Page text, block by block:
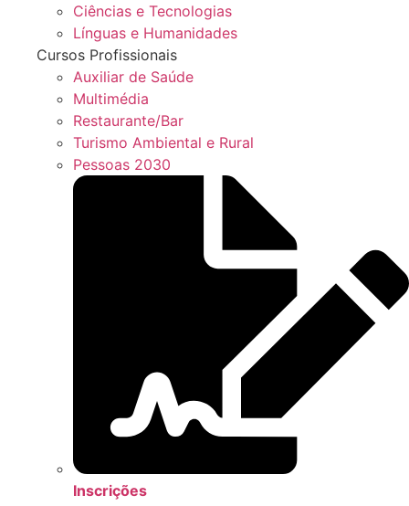
Ciências e Tecnologias
Línguas e Humanidades
Cursos Profissionais
Auxiliar de Saúde
Multimédia
Restaurante/Bar
Turismo Ambiental e Rural
Pessoas 2030
Inscrições